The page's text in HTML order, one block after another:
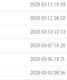
2020-03-12 10:59
2020-03-12 08:50
2020-03-10 22:13
2020-03-07 14:20
2020-03-06 18:21
2020-03-03 08:56